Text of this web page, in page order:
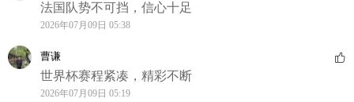
法国队势不可挡，信心十足
2026年07月09日 05:38
曹谦
世界杯赛程紧凑，精彩不断
2026年07月09日 05:19